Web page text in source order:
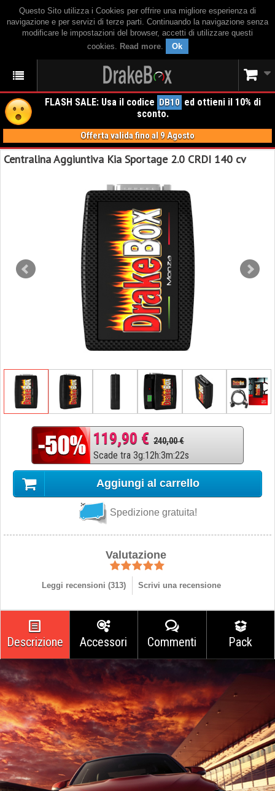
Questo Sito utilizza i Cookies per offrire una migliore esperienza di
navigazione e per servizi di terze parti. Continuando la navigazione senza
modificare le impostazioni del browser, accetti di utilizzare questi
cookies. Read more. Ok
FLASH SALE: Usa il codice DB10 ed ottieni il 10% di
sconto.
Offerta valida fino al 9 Agosto
Centralina Aggiuntiva Kia Sportage 2.0 CRDI 140 cv
119,90 € 240,00 €
Scade tra 3g:12h:3m:21s
Aggiungi al carrello
Spedizione gratuita!
Valutazione
Leggi recensioni (313) Scrivi una recensione
Descrizione Accessori Commenti Pack